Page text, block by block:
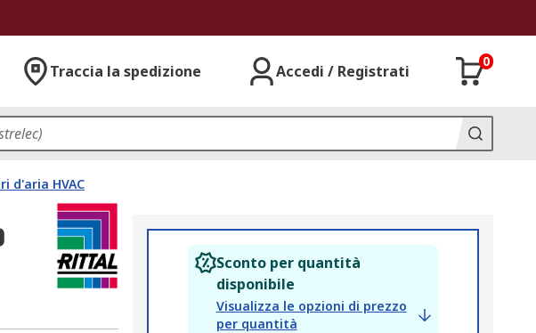
Traccia la spedizione Accedi / Registrati
0
d'aria HVAC
Sconto per quantità
disponibile
Visualizza le opzioni di prezzo
per quantità